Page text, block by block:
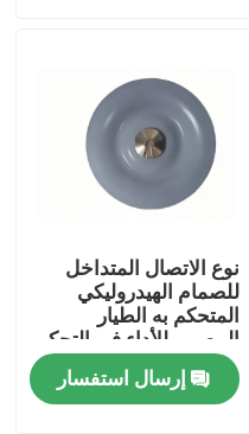
نوع الاتصال المتداخل
للصمام الهيدروليكي
المتحكم به الطيار
المصمم للأداء في التحكم
بالدائرة الهيدروليكية
إرسال استفسار